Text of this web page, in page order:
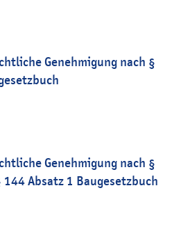
Genehmigung nach §
Genehmigung nach §
Absatz 1 Baugesetzbuch